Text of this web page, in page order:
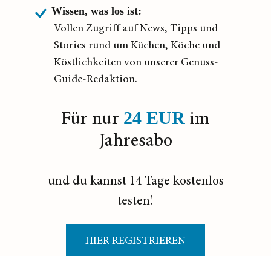
Wissen, was los ist:
Vollen Zugriff auf News, Tipps und
Stories rund um Küchen, Köche und
Köstlichkeiten von unserer Genuss-
Guide-Redaktion.
Für nur 24 EUR im
Jahresabo
und du kannst 14 Tage kostenlos
testen!
HIER REGISTRIEREN